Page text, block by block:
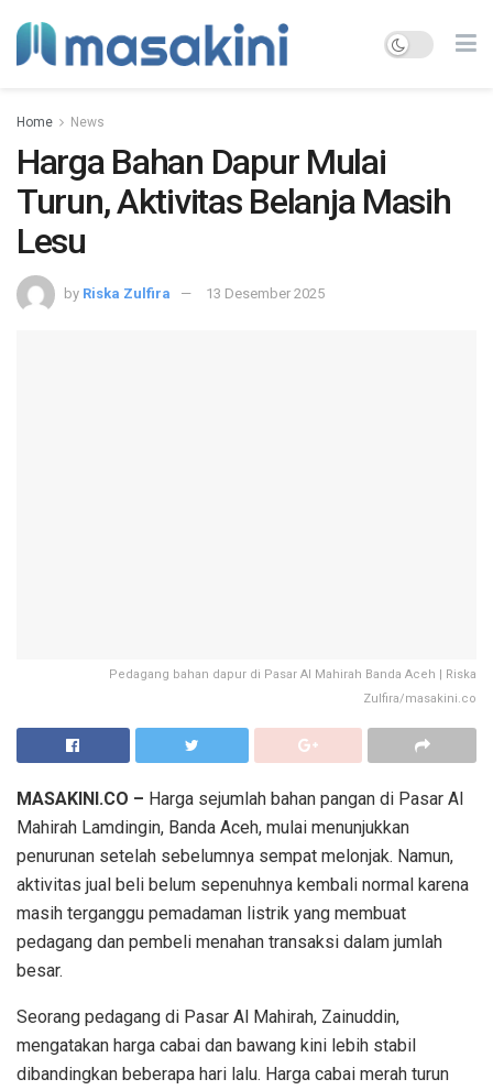
Home News
Harga Bahan Dapur Mulai
Turun, Aktivitas Belanja Masih
Lesu
by Riska Zulfira 13 Desember 2025
Pedagang bahan dapur di Pasar Al Mahirah Banda Aceh | Riska
Zulfira/masakini.co
MASAKINI.CO – Harga sejumlah bahan pangan di Pasar Al
Mahirah Lamdingin, Banda Aceh, mulai menunjukkan
penurunan setelah sebelumnya sempat melonjak. Namun,
aktivitas jual beli belum sepenuhnya kembali normal karena
masih terganggu pemadaman listrik yang membuat
pedagang dan pembeli menahan transaksi dalam jumlah
besar.
Seorang pedagang di Pasar Al Mahirah, Zainuddin,
mengatakan harga cabai dan bawang kini lebih stabil
dibandingkan beberapa hari lalu. Harga cabai merah turun